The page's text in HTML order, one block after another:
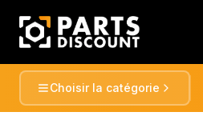
Choisir la catégorie